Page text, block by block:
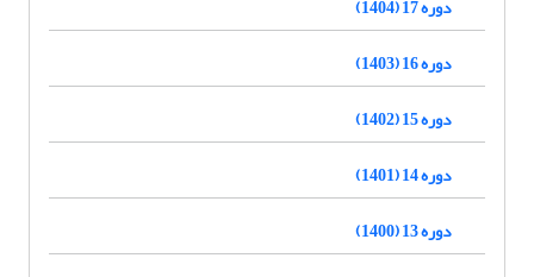
دوره 17 (1404)
دوره 16 (1403)
دوره 15 (1402)
دوره 14 (1401)
دوره 13 (1400)